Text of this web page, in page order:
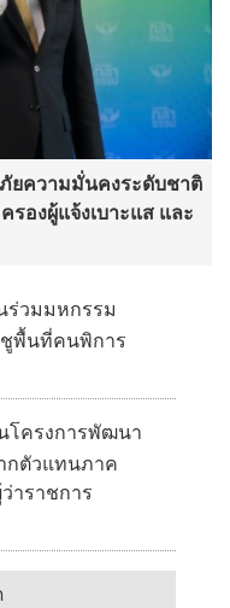
ยความมั่นคงระดับชาติ
รองผู้แจ้งเบาะแส และ
ร่วมมหกรรม
พื้นที่คนพิการ
โครงการพัฒนา
กตัวแทนภาค
าราชการ